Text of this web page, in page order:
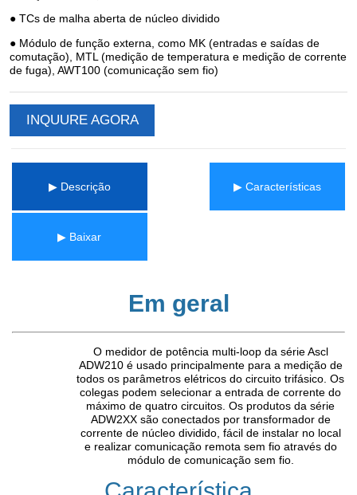
INQUURE AGORA
▶ Descrição ▶ Características
▶ Baixar